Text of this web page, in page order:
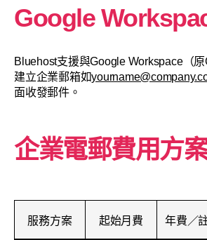
Google
Bluehost支援與Google Workspace（
建立企業郵箱如
面收發郵件。
企業電郵費用方
服務方案 起始月費 年費／